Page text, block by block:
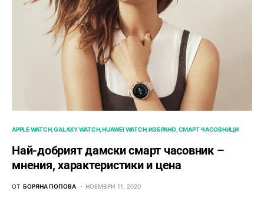
APPLE WATCH GALAXY WATCH HUAWEI WATCH ИЗБРАНО СМАРТ ЧАСОВНИЦИ
Най-добрият дамски смарт часовник –
мнения, характеристики и цена
ОТ БОРЯНА ПОПОВА НОЕМВРИ 11, 2020